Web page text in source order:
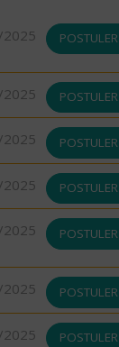
POSTULER
POSTULER
POSTULER
POSTULER
POSTULER
POSTULER
POSTULER